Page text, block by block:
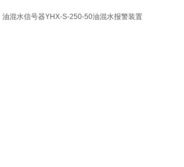
油混水信号器YHX-S-250-50油混水报警装置